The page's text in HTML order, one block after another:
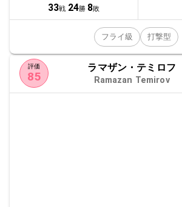
33戦 24勝 8敗
フライ級 打撃型
評価
85
ラマザン・テミロフ
Ramazan Temirov